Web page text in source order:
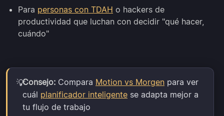
Para personas con TDAH o hackers de
productividad que luchan con decidir "qué hacer,
cuándo"
💡Consejo: Compara Motion vs Morgen para ver
cuál planificador inteligente se adapta mejor a
tu flujo de trabajo